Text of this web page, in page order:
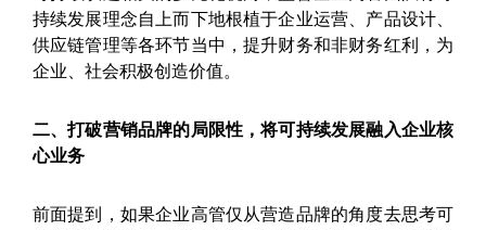
持续发展理念自上而下地根植于企业运营、产品设计、
供应链管理等各环节当中，提升财务和非财务红利，为
企业、社会积极创造价值。
二、打破营销品牌的局限性，将可持续发展融入企业核
心业务
前面提到，如果企业高管仅从营造品牌的角度去思考可